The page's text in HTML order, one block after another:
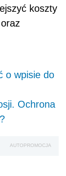
koszty
o wpisie do
Ochrona
AUTOPROMOCJA